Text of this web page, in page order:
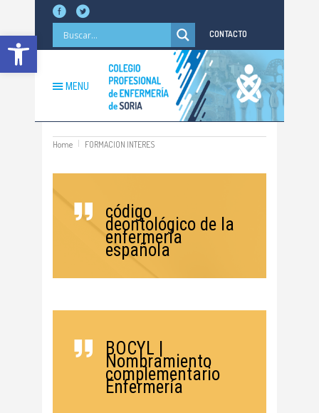
Abrir barra de herramientas CONTACTO
MENU
Home FORMACION INTERES
código
deontológico de la
enfermería
española
BOCYL |
Nombramiento
complementario
Enfermería